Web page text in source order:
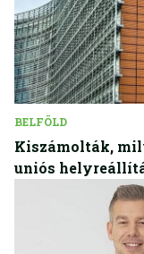
BELFÖLD
Kiszámolták,
uniós